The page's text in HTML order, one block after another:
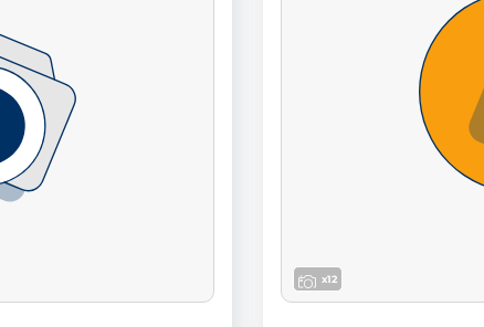
x12